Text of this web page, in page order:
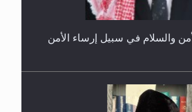
والسلام في سبيل إرساء الأمن